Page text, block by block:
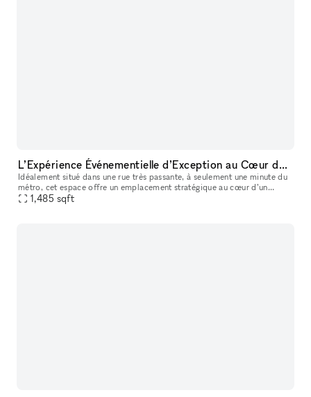
L’Expérience Événementielle d’Exception au Cœur de Bastille
Idéalement situé dans une rue très passante, à seulement une minute du
métro, cet espace offre un emplacement stratégique au cœur d’un
1,485 sqft